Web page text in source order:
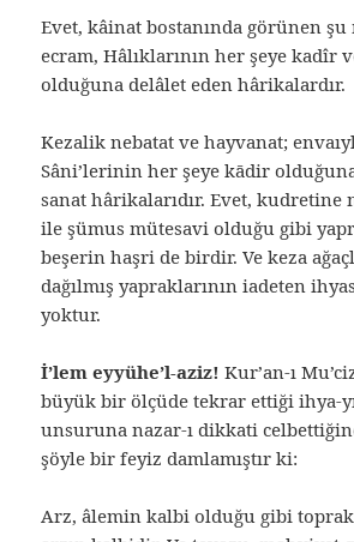
Evet, kâinat bostanında görünen şu
ecram, Hâlıklarının her şeye kadîr
olduğuna delâlet eden hârikalardır.
Kezalik nebatat ve hayvanat;
Sâni’lerinin her şeye kādir
sanat hârikalarıdır. Evet, kudretine
ile şümus mütesavi olduğu gibi
beşerin haşri de birdir. Ve keza
dağılmış yapraklarının iadeten
yoktur.
İ’lem eyyühe’l-aziz! Kur’an-ı
büyük bir ölçüde tekrar ettiği ihya-
unsuruna nazar-ı dikkati
şöyle bir feyiz damlamıştır ki:
Arz, âlemin kalbi olduğu gibi